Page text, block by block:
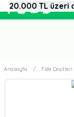
Anasayfa Fide Çeşitleri
20.000 TL üzeri